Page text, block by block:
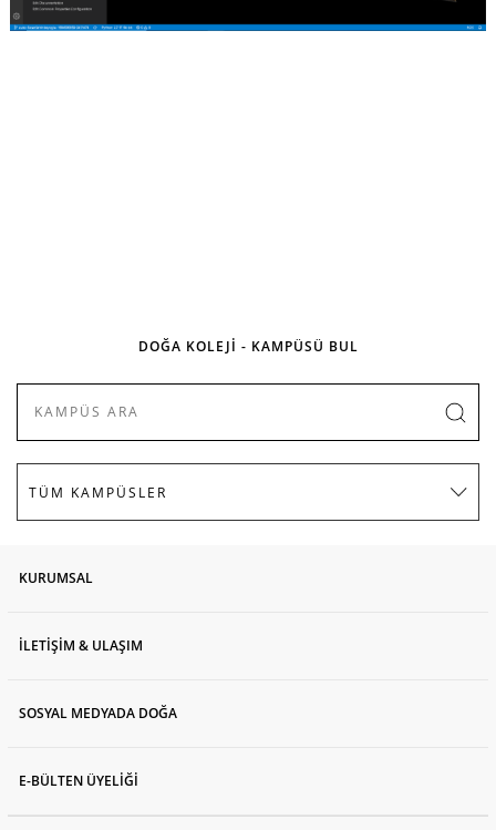
DOĞA KOLEJİ - KAMPÜSÜ BUL
KURUMSAL
İLETİŞİM & ULAŞIM
SOSYAL MEDYADA DOĞA
E-BÜLTEN ÜYELİĞİ